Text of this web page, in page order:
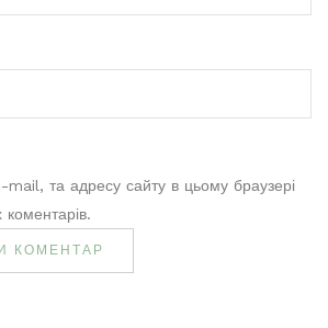
та адресу сайту в цьому браузері